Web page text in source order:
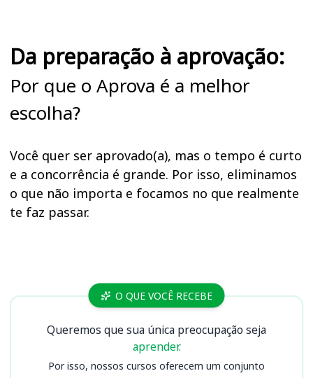
Da preparação à aprovação:
Por que o Aprova é a melhor
escolha?
Você quer ser aprovado(a), mas o tempo é curto
e a concorrência é grande. Por isso, eliminamos
o que não importa e focamos no que realmente
te faz passar.
Cursos O QUE VOCÊ RECEBE
Queremos que sua única preocupação seja
aprender.
Por isso, nossos cursos oferecem um conjunto